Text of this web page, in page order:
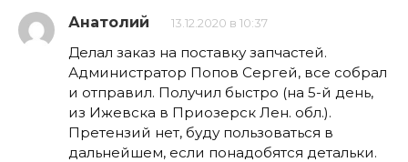
Анатолий 13.12.2020 в 10:37
Делал заказ на поставку запчастей.
Администратор Попов Сергей, все собрал
и отправил. Получил быстро (на 5-й день,
из Ижевска в Приозерск Лен. обл.).
Претензий нет, буду пользоваться в
дальнейшем, если понадобятся детальки.